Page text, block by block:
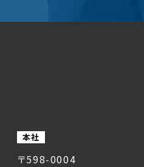
本社
〒598-0004